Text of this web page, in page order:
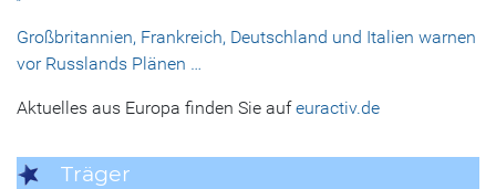
Großbritannien, Frankreich, Deutschland und Italien warnen
vor Russlands Plänen …
Aktuelles aus Europa finden Sie aufeuractiv.de
Träger